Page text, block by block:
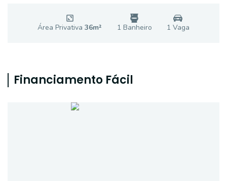
Área Privativa36m² 1 Banheiro 1 Vaga
Financiamento Fácil